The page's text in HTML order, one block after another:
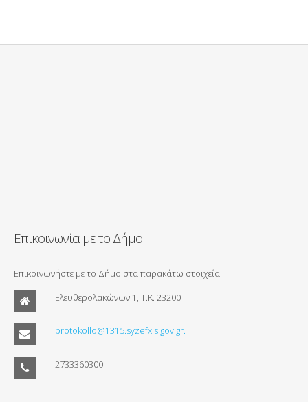
Επικοινωνία με το Δήμο
Επικοινωνήστε με το Δήμο στα παρακάτω στοιχεία
Ελευθερολακώνων 1, Τ.Κ. 23200
protokollo@1315.syzefxis.gov.gr.
2733360300